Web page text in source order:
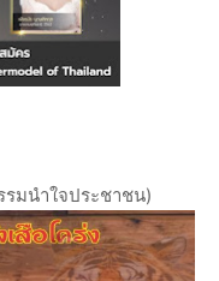
มนำใจประชาชน)